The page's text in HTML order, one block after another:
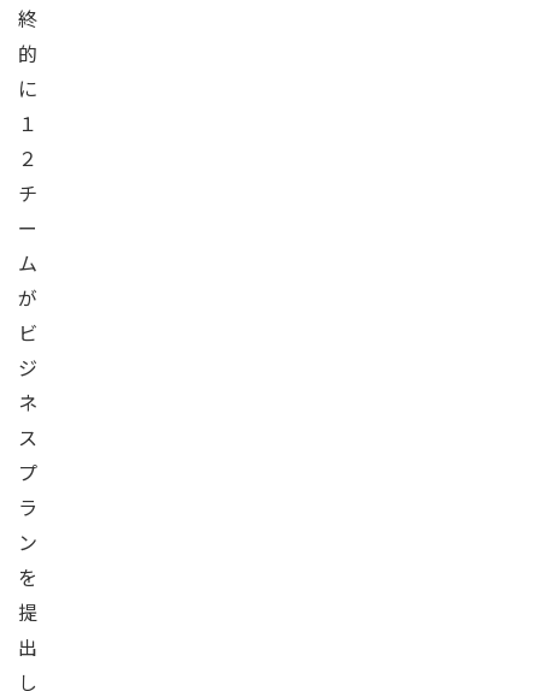
終
的
に
１
２
チ
ー
ム
が
ビ
ジ
ネ
ス
プ
ラ
ン
を
提
出
し